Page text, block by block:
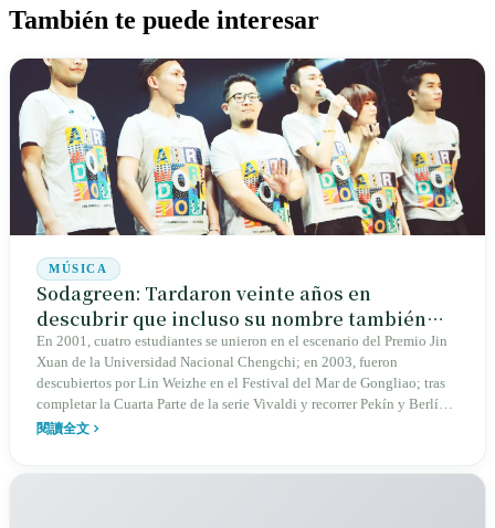
También te puede interesar
MÚSICA
Sodagreen: Tardaron veinte años en
descubrir que incluso su nombre también
daba lugar a una demanda
En 2001, cuatro estudiantes se unieron en el escenario del Premio Jin
Xuan de la Universidad Nacional Chengchi; en 2003, fueron
descubiertos por Lin Weizhe en el Festival del Mar de Gongliao; tras
completar la Cuarta Parte de la serie Vivaldi y recorrer Pekín y Berlín,
fueron demandados en 2019 y solo en 2023 lograron recuperar su
閱讀全文